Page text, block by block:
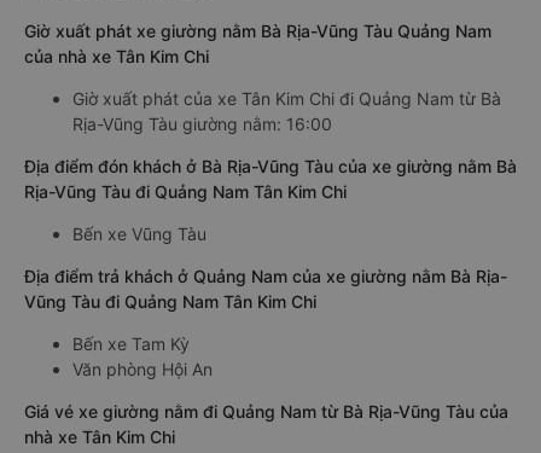
Giờ xuất phát xe giường nằm Bà Rịa-Vũng Tàu Quảng Nam
của nhà xe Tân Kim Chi
Giờ xuất phát của xe Tân Kim Chi đi Quảng Nam từ Bà
Rịa-Vũng Tàu giường nằm: 16:00
Địa điểm đón khách ở Bà Rịa-Vũng Tàu của xe giường nằm Bà
Rịa-Vũng Tàu đi Quảng Nam Tân Kim Chi
Bến xe Vũng Tàu
Địa điểm trả khách ở Quảng Nam của xe giường nằm Bà Rịa-
Vũng Tàu đi Quảng Nam Tân Kim Chi
Bến xe Tam Kỳ
Văn phòng Hội An
Giá vé xe giường nằm đi Quảng Nam từ Bà Rịa-Vũng Tàu của
nhà xe Tân Kim Chi